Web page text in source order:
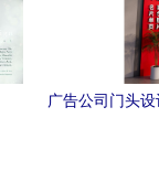
广告公司门头